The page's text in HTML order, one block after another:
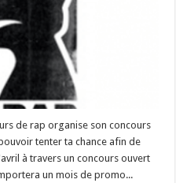
de rap organise son concours
tenter ta chance afin de
à travers un concours ouvert
un mois de promo...